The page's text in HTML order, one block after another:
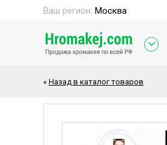
Ваш регион: Москва
« Назад в каталог товаров